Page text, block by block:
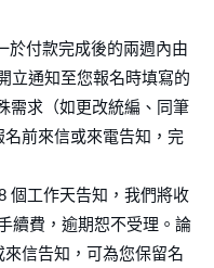
於付款完成後的兩週內由
立通知至您報名時填寫的
需求（如更改統編、同筆
前來信或來電告知，完
個工作天告知，我們將收
續費，逾期恕不受理。論
信告知，可為您保留名